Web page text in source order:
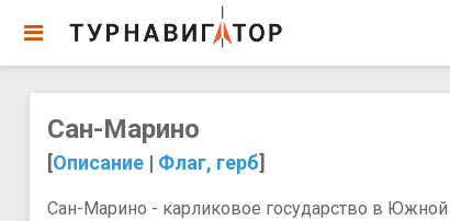
Сан-Марино
[Описание | Флаг, герб]
Сан-Марино - карликовое государство в Южной